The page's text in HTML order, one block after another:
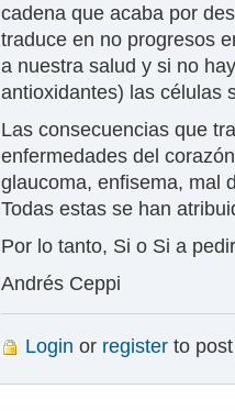
cadena que acaba por
traduce en no progresos
a nuestra salud y si no
antioxidantes) las células
Las consecuencias que
enfermedades del
glaucoma, enfisema, mal
Todas estas se han
Por lo tanto, Si o Si a
Andrés Ceppi
Login or register to